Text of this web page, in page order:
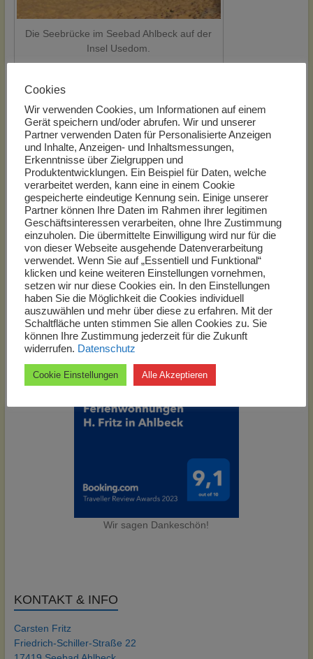
Die Seebrücke im Seebad Ahlbeck auf der
Insel Usedom.
Haben Sie schon gewusst,
dass mit der polnischen Stadt Świnoujście (deutsch:Swinemünde
den drei Kaiserbädern hier nun die längste Promenade von Europa ist?
Im Jahr 2012 wurde die bestehende Strandpromenade der drei
Kaiserbäder, um den polnischen Teil (ca. 3,5 km), erweiterter.
„Grenzenloses“flanieren auf 12 Kilometer, wie wäre es da mit
ausgiebigen Spaziergängen. Ob sportlich aktiv, per Fahrrad oder
einfach nur gemütlich bummelnd.
Wer jedoch glaubt, Seebad Ahlbeck, wäre nur ein Urlaubsort für die
Sommerzeit, der irrt. Auch im Frühjahr, Herbst und Winter bietet das
Seebad genügend Freizeitmöglichkeiten. Seit 1995 gehört als Tradition
für hart gesottene Winterurlauber das Eisbaden, in Höhe der Ahlbecker
Seebrücke, dazu.
Unterkunft Mecklenburg-Vorpommern
undFerienwohnungen Spanienvon privat mieten
http://www.ferienwohnung-kostenlos-eintragen.de
Wir sagen Dankeschön!
KONTAKT & INFO
Carsten Fritz
Friedrich-Schiller-Straße 22
Cookies
Wir verwenden Cookies, um Informationen auf einem
Gerät speichern und/oder abrufen. Wir und unserer
Partner verwenden Daten für Personalisierte Anzeigen
und Inhalte, Anzeigen- und Inhaltsmessungen,
Erkenntnisse über Zielgruppen und
Produktentwicklungen. Ein Beispiel für Daten, welche
verarbeitet werden, kann eine in einem Cookie
gespeicherte eindeutige Kennung sein. Einige unserer
Partner können Ihre Daten im Rahmen ihrer legitimen
Geschäftsinteressen verarbeiten, ohne Ihre Zustimmung
einzuholen. Die übermittelte Einwilligung wird nur für die
von dieser Webseite ausgehende Datenverarbeitung
verwendet. Wenn Sie auf „Essentiell und Funktional“
klicken und keine weiteren Einstellungen vornehmen,
setzen wir nur diese Cookies ein. In den Einstellungen
haben Sie die Möglichkeit die Cookies individuell
auszuwählen und mehr über diese zu erfahren. Mit der
Schaltfläche unten stimmen Sie allen Cookies zu. Sie
können Ihre Zustimmung jederzeit für die Zukunft
widerrufen. Datenschutz
Cookie Einstellungen Alle Akzeptieren